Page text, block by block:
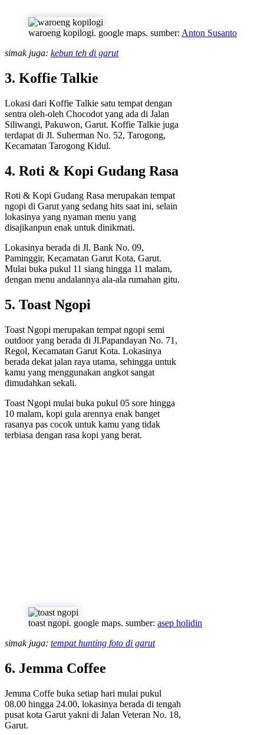
waroeng kopilogi. google maps. sumber: Anton Susanto
simak juga: kebun teh di garut
3. Koffie Talkie
Lokasi dari Koffie Talkie satu tempat dengan
sentra oleh-oleh Chocodot yang ada di Jalan
Siliwangi, Pakuwon, Garut. Koffie Talkie juga
terdapat di Jl. Suherman No. 52, Tarogong,
Kecamatan Tarogong Kidul.
4. Roti & Kopi Gudang Rasa
Roti & Kopi Gudang Rasa merupakan tempat
ngopi di Garut yang sedang hits saat ini, selain
lokasinya yang nyaman menu yang
disajikanpun enak untuk dinikmati.
Lokasinya berada di Jl. Bank No. 09,
Paminggir, Kecamatan Garut Kota, Garut.
Mulai buka pukul 11 siang hingga 11 malam,
dengan menu andalannya ala-ala rumahan gitu.
5. Toast Ngopi
Toast Ngopi merupakan tempat ngopi semi
outdoor yang berada di Jl.Papandayan No. 71,
Regol, Kecamatan Garut Kota. Lokasinya
berada dekat jalan raya utama, sehingga untuk
kamu yang menggunakan angkot sangat
dimudahkan sekali.
Toast Ngopi mulai buka pukul 05 sore hingga
10 malam, kopi gula arennya enak banget
rasanya pas cocok untuk kamu yang tidak
terbiasa dengan rasa kopi yang berat.
toast ngopi. google maps. sumber: asep holidin
simak juga: tempat hunting foto di garut
6. Jemma Coffee
Jemma Coffe buka setiap hari mulai pukul
08.00 hingga 24.00, lokasinya berada di tengah
pusat kota Garut yakni di Jalan Veteran No. 18,
Garut.